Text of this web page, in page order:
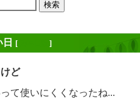
[ ]
ど
て使いにくくなったね...